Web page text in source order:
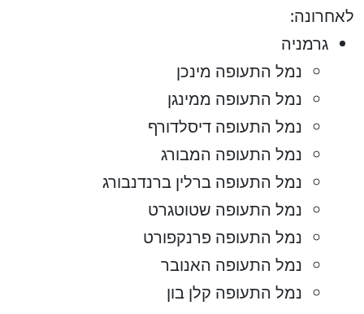
לאחרונה:
גרמניה
נמל התעופה מינכן
נמל התעופה ממינגן
נמל התעופה דיסלדורף
נמל התעופה המבורג
נמל התעופה ברלין ברנדנבורג
נמל התעופה שטוטגרט
נמל התעופה פרנקפורט
נמל התעופה האנובר
נמל התעופה קלן בון